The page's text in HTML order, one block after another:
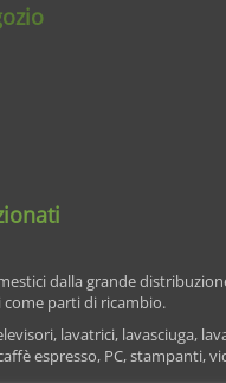
dalla grande
parti di ricambio.
lavatrici, lavasciuga,
espresso, PC, stampanti,